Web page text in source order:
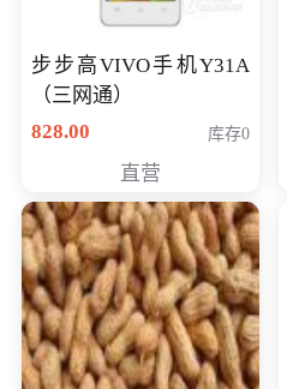
步步高VIVO手机Y31A
（三网通）
828.00
库存0
直营